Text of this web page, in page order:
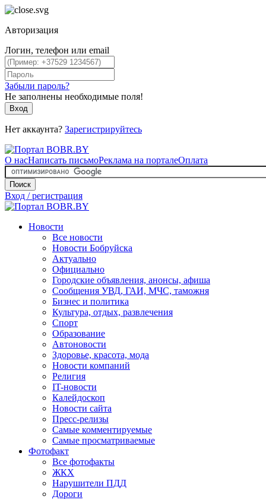
Авторизация
Логин, телефон или email
Забыли пароль?
Не заполнены необходимые поля!
Вход
Нет аккаунта? Зарегистрируйтесь
О насНаписать письмоРеклама на порталеОплата
Поиск
Вход / регистрация
Новости
Все новости
Новости Бобруйска
Актуально
Официально
Городские объявления, анонсы, афиша
Сообщения УВД, ГАИ, МЧС, таможня
Бизнес и политика
Культура, отдых, развлечения
Спорт
Образование
Автоновости
Здоровье, красота, мода
Новости компаний
Религия
IT-новости
Калейдоскоп
Новости сайта
Пресс-релизы
Самые комментируемые
Самые просматриваемые
Фотофакт
Все фотофакты
ЖКХ
Нарушители ПДД
Дороги